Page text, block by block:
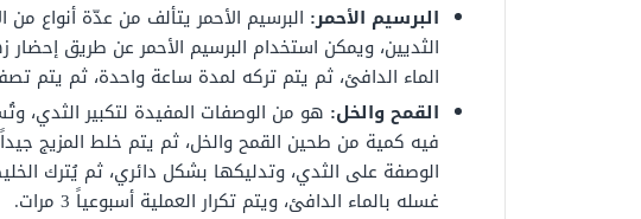
البرسيم الأحمر: البرسيم الأحمر يتألف من عدّة أنواع
الثديين، ويمكن استخدام البرسيم الأحمر عن طريق
الماء الدافئ، ثم يتم تركه لمدة ساعة واحدة، ثم يتم
القمح والخل: هو من الوصفات المفيدة لتكبير الثدي،
فيه كمية من طحين القمح والخل، ثم يتم خلط المزيج
الوصفة على الثدي، وتدليكها بشكل دائري، ثم يُترك
غسله بالماء الدافئ، ويتم تكرار العملية أسبوعياً 3 مرات.